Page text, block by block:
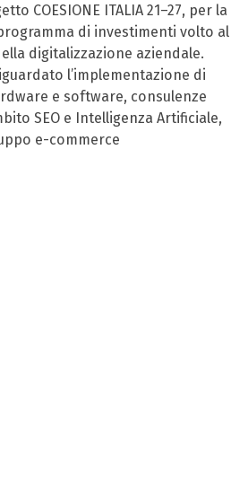
COESIONE ITALIA 21–27, per la
di investimenti volto al
digitalizzazione aziendale.
l’implementazione di
e software, consulenze
SEO e Intelligenza Artificiale,
e-commerce